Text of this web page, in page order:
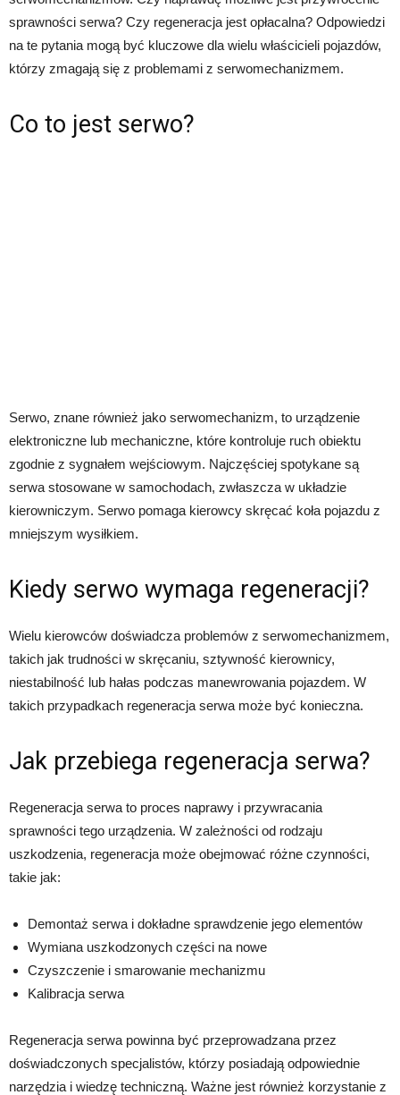
sprawności serwa? Czy regeneracja jest opłacalna? Odpowiedzi
na te pytania mogą być kluczowe dla wielu właścicieli pojazdów,
którzy zmagają się z problemami z serwomechanizmem.
Co to jest serwo?
Serwo, znane również jako serwomechanizm, to urządzenie
elektroniczne lub mechaniczne, które kontroluje ruch obiektu
zgodnie z sygnałem wejściowym. Najczęściej spotykane są
serwa stosowane w samochodach, zwłaszcza w układzie
kierowniczym. Serwo pomaga kierowcy skręcać koła pojazdu z
mniejszym wysiłkiem.
Kiedy serwo wymaga regeneracji?
Wielu kierowców doświadcza problemów z serwomechanizmem,
takich jak trudności w skręcaniu, sztywność kierownicy,
niestabilność lub hałas podczas manewrowania pojazdem. W
takich przypadkach regeneracja serwa może być konieczna.
Jak przebiega regeneracja serwa?
Regeneracja serwa to proces naprawy i przywracania
sprawności tego urządzenia. W zależności od rodzaju
uszkodzenia, regeneracja może obejmować różne czynności,
takie jak:
Demontaż serwa i dokładne sprawdzenie jego elementów
Wymiana uszkodzonych części na nowe
Czyszczenie i smarowanie mechanizmu
Kalibracja serwa
Regeneracja serwa powinna być przeprowadzana przez
doświadczonych specjalistów, którzy posiadają odpowiednie
narzędzia i wiedzę techniczną. Ważne jest również korzystanie z